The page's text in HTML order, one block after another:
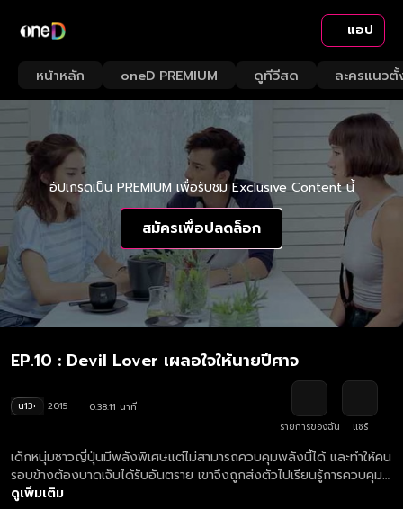
แอป
หน้าหลัก oneD PREMIUM ดูทีวีสด ละครแนวตั้
อัปเกรดเป็น PREMIUM เพื่อรับชม Exclusive Content นี้
สมัครเพื่อปลดล็อก
EP.10 : Devil Lover เผลอใจให้นายปีศาจ
น13+ 2015
0:38:11 นาที
รายการของฉัน
แชร์
เด็กหนุ่มชาวญี่ปุ่นมีพลังพิเศษแต่ไม่สามารถควบคุมพลังนี้ได้ และทำให้คน
รอบข้างต้องบาดเจ็บได้รับอันตราย เขาจึงถูกส่งตัวไปเรียนรู้การควบคุม
ตัวเอง
ดูเพิ่มเติม